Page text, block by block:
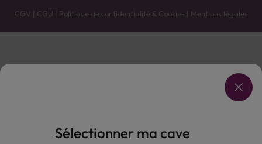
CGV | CGU | Politique de confidentialité & Cookies | Mentions légales
Vente uniquement en caves. Contactez votre caviste pour plus de renseignements.
L'ABUS D'ALCOOL EST DANGEREUX POUR LA SANTÉ, À CONSOMMER AVEC MODÉRATION.
Sélectionner ma cave